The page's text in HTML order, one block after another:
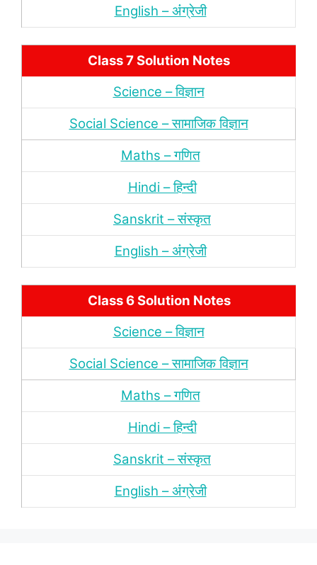
English – अंंग्रेजी
Class 7 Solution Notes
Science – विज्ञान
Social Science – सामाजिक विज्ञान
Maths – गणित
Hindi – हिन्‍दी
Sanskrit – संस्‍कृत
English – अंंग्रेजी
Class 6 Solution Notes
Science – विज्ञान
Social Science – सामाजिक विज्ञान
Maths – गणित
Hindi – हिन्‍दी
Sanskrit – संस्‍कृत
English – अंंग्रेजी